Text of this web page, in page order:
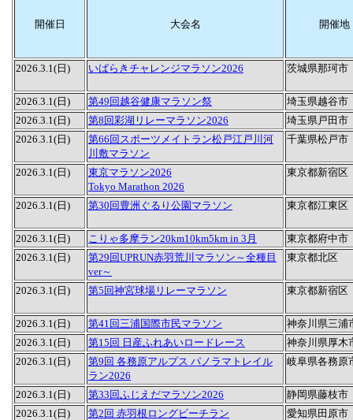
開催日 大会名 開催地
2026.3.1(日) いばらきチャレンジマラソン2026 茨城県那珂市
2026.3.1(日) 第49回越谷健康マラソン祭
埼玉県越谷市
2026.3.1(日)
第8回彩湖リレーマラソン2026
埼玉県戸田市
2026.3.1(日)
第66回スポーツメイトラン松戸江戸川河
川敷マラソン
千葉県松戸市
2026.3.1(日)
東京マラソン2026
Tokyo Marathon 2026
東京都新宿区
2026.3.1(日) 第30回豊洲ぐるり公園マラソン 東京都江東区
2026.3.1(日) こりゃ多摩ラン20km10km5km in 3月
東京都府中市
2026.3.1(日)
第29回UPRUN赤羽荒川マラソン～全種目
ver～
東京都北区
2026.3.1(日) 第5回神宮球場リレーマラソン 東京都新宿区
2026.3.1(日) 第41回三浦国際市民マラソン
神奈川県三浦
2026.3.1(日)
第15回 日産ふれあいロードレース
神奈川県厚木
2026.3.1(日)
第9回 各務原アルプス パノラマトレイル
ラン2026
岐阜県各務原
2026.3.1(日) 第33回ふじえだマラソン2026
静岡県藤枝市
2026.3.1(日)
第2回 赤羽根ロングビーチラン 愛知県田原市